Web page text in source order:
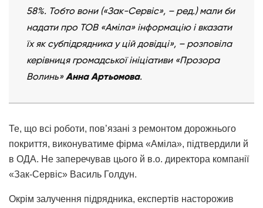
58%. Тобто вони («Зак-Сервіс», – ред.) мали би
надати про ТОВ «Аміла» інформацію і вказати
їх як субпідрядника у цій довідці», – розповіла
керівниця громадської ініціативи «Прозора
Волинь»Анна Артьомова.
Те, що всі роботи, пов’язані з ремонтом дорожнього
покриття, виконуватиме фірма «Аміла», підтвердили й
в ОДА. Не заперечував цього й в.о. директора компанії
«Зак-Сервіс» Василь Голдун.
Окрім залучення підрядника, експертів насторожив